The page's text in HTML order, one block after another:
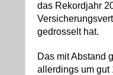
das Rekordjahr
gedrosselt hat.
Das mit Abstand
allerdings um gut